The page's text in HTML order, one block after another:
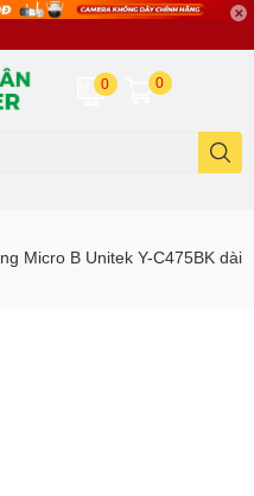
0 0
Micro B Unitek Y-C475BK dài